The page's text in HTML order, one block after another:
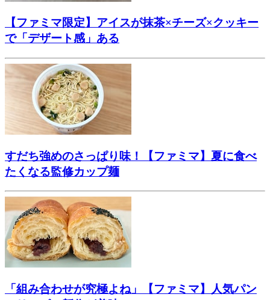
【ファミマ限定】アイスが抹茶×チーズ×クッキー
で「デザート感」ある
すだち強めのさっぱり味！【ファミマ】夏に食べ
たくなる監修カップ麺
「組み合わせが究極よね」【ファミマ】人気パン